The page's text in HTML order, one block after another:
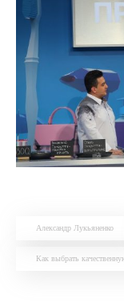
Александр Лукьяненко
Как выбрать